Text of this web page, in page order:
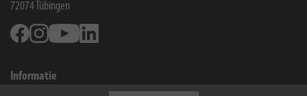
72074 Tübingen
FacebookInstagramYoutube
Informatie